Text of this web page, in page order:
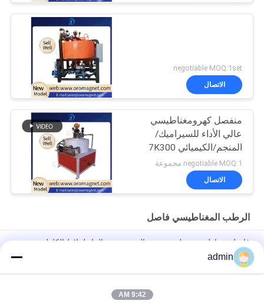
negotiable MOQ:1set
الاتصال
منفصل كهرومغناطيسي
عالي الأداء للسيراميك/
المنجم/الكيميائي 7K300
negotiable MOQ:1 مجموعة
الاتصال
الرطب المغناطيسي فاصل
فاصل مغناطيسي رطب مزدوج التبريد بزيت الماء لملاط الكاولين
الخزفي
EP المخابرات السيراميك الطين فاصل الحديد المغناطيسي انخفاض
admin
9:42 AM